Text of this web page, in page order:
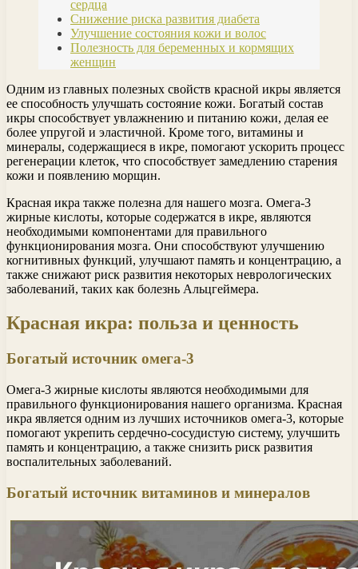
сердца
Снижение риска развития диабета
Улучшение состояния кожи и волос
Полезность для беременных и кормящих
женщин
Одним из главных полезных свойств красной икры является
ее способность улучшать состояние кожи. Богатый состав
икры способствует увлажнению и питанию кожи, делая ее
более упругой и эластичной. Кроме того, витамины и
минералы, содержащиеся в икре, помогают ускорить процесс
регенерации клеток, что способствует замедлению старения
кожи и появлению морщин.
Красная икра также полезна для нашего мозга. Омега-3
жирные кислоты, которые содержатся в икре, являются
необходимыми компонентами для правильного
функционирования мозга. Они способствуют улучшению
когнитивных функций, улучшают память и концентрацию, а
также снижают риск развития некоторых неврологических
заболеваний, таких как болезнь Альцгеймера.
Красная икра: польза и ценность
Богатый источник омега-3
Омега-3 жирные кислоты являются необходимыми для
правильного функционирования нашего организма. Красная
икра является одним из лучших источников омега-3, которые
помогают укрепить сердечно-сосудистую систему, улучшить
память и концентрацию, а также снизить риск развития
воспалительных заболеваний.
Богатый источник витаминов и минералов